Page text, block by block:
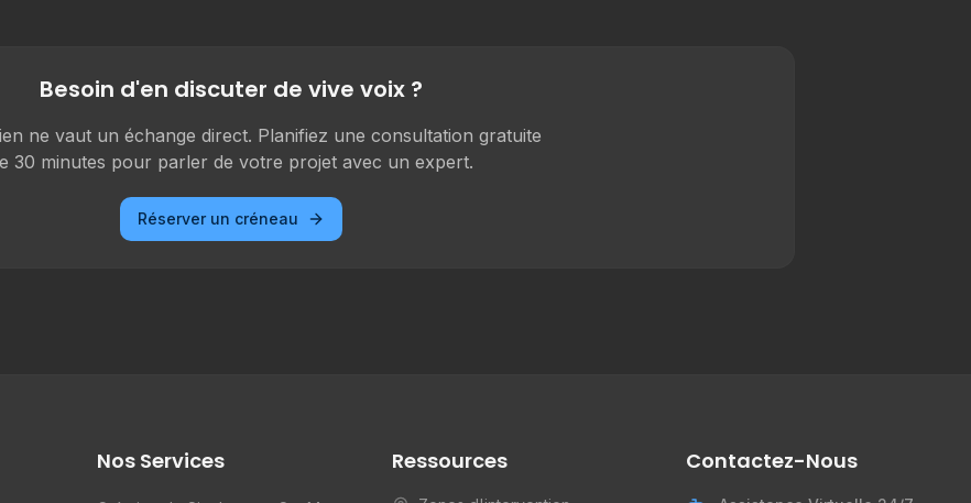
Besoin d'en discuter de vive voix ?
ne vaut un échange direct. Planifiez une consultation gratuite
30 minutes pour parler de votre projet avec un expert.
Réserver un créneau
Nos Services Ressources Contactez-Nous